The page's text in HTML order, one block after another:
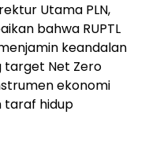
Utama PLN,
bahwa RUPTL
keandalan
target Net Zero
ekonomi
taraf hidup